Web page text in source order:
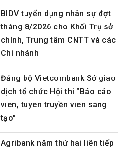
BIDV tuyển dụng nhân sự đợt
tháng 8/2026 cho Khối Trụ sở
chính, Trung tâm CNTT và các
Chi nhánh
Đảng bộ Vietcombank Sở giao
dịch tổ chức Hội thi "Báo cáo
viên, tuyên truyền viên sáng
tạo"
Agribank năm thứ hai liên tiếp